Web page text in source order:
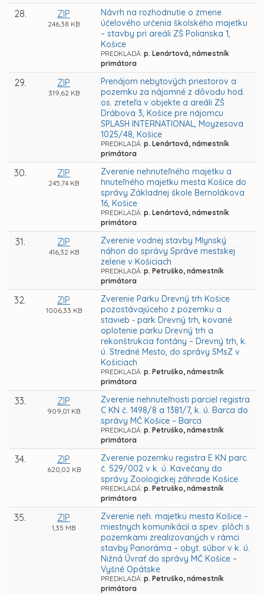
28. ZIP
246,38 KB
Návrh na rozhodnutie o zmene
účelového určenia školského majetku
– stavby pri areáli ZŠ Polianska 1,
Košice
PREDKLADÁ: p. Lenártová, námestník
primátora
29. ZIP
319,62 KB
Prenájom nebytových priestorov a
pozemku za nájomné z dôvodu hod.
os. zreteľa v objekte a areáli ZŠ
Drábova 3, Košice pre nájomcu
SPLASH INTERNATIONAL, Moyzesova
1025/48, Košice
PREDKLADÁ: p. Lenártová, námestník
primátora
30. ZIP
245,74 KB
Zverenie nehnuteľného majetku a
hnuteľného majetku mesta Košice do
správy Základnej škole Bernolákova
16, Košice
PREDKLADÁ: p. Lenártová, námestník
primátora
31. ZIP
416,32 KB
Zverenie vodnej stavby Mlynský
náhon do správy Správe mestskej
zelene v Košiciach
PREDKLADÁ: p. Petruško, námestník
primátora
32. ZIP
1006,33 KB
Zverenie Parku Drevný trh Košice
pozostávajúceho z pozemku a
stavieb - park Drevný trh, kované
oplotenie parku Drevný trh a
rekonštrukcia fontány – Drevný trh, k.
ú. Stredné Mesto, do správy SMsZ v
Košiciach
PREDKLADÁ: p. Petruško, námestník
primátora
33. ZIP
909,01 KB
Zverenie nehnuteľnosti parciel registra
C KN č. 1498/8 a 1381/7, k. ú. Barca do
správy MČ Košice – Barca
PREDKLADÁ: p. Petruško, námestník
primátora
34. ZIP
620,02 KB
Zverenie pozemku registra E KN parc.
č. 529/002 v k. ú. Kavečany do
správy Zoologickej záhrade Košice
PREDKLADÁ: p. Petruško, námestník
primátora
35. ZIP
1,35 MB
Zverenie neh. majetku mesta Košice –
miestnych komunikácií a spev. plôch s
pozemkami zrealizovaných v rámci
stavby Panoráma – obyt. súbor v k. ú.
Nižná Úvrať do správy MČ Košice –
Vyšné Opátske
PREDKLADÁ: p. Petruško, námestník
primátora